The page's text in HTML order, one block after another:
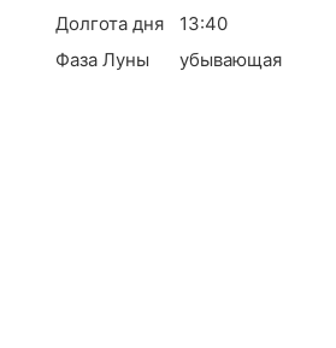
Долгота дня
13:40
Фаза Луны
убывающая